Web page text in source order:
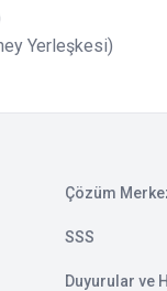
Yerleşkesi)
Çözüm
SSS
Duyurular ve